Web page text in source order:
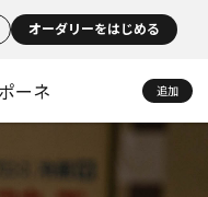
オーダリーをはじめる
ーネ 追加